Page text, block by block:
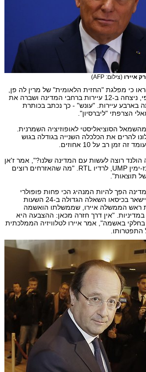
איירו (צילום: AFP)
כי מפלגת "החזית הלאומית" של מרין לה פן,
הידועה בהתנגדותה לאיחוד האירופי, ניצחה ב-12 עיירות ברחבי המדינה ושברה את
משנות ה-90, אז זכתה בארבע עיירות. "עונש" - כך נכתב בכותרת
הצרפתי "ליברסיון".
מהשמאל הסוציאליסטי לאופוזיציה השמרנית.
להרים את הכלכלה השנייה בגודלה בגוש
רב על 10 אחוזים.
רוצה לעשות עם המדינה שלנו?", אמר ז'אן
פרנסואה קופה, ראש מפלגת המרכז-ימין UMP, לרדיו RTL. "מה שהאזרחים רוצים
תוצאות".
הפך להיות המנהיג הכי פחות פופולרי
ב-56 שנות הרפובליקה החמישית, יישאר בכיסאו השאלה הגדולה ב-24 השעות
ראש הממשלה איירו, שממשלתו הואשמה
במדיניות. "אין דרך חזרה מכאן: ההצבעה היא
באשמה", אמר איירו לטלוויזיה הממלכתית
התפטרותו.